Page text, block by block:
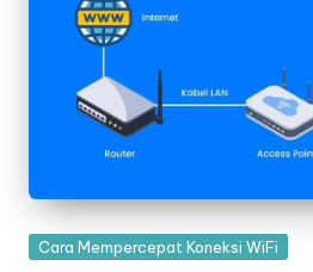
Posted
Cara Mempercepat Koneksi WiFi